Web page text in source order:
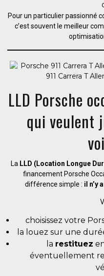
Pour un particulier passionné
c’est souvent le meilleur
LLD Porsche
qui veulent
La LLD (Location Longue
financement Porsche
différence simple : il n’y
choisissez votre
la louez sur une
la restituez
éventuellement